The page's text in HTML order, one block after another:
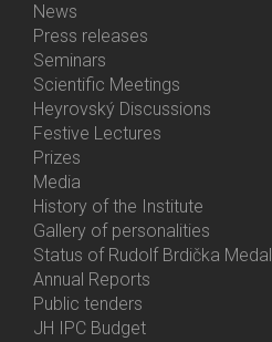
Bottom
Menu
Activities
News
Press releases
Seminars
Scientific Meetings
Heyrovský Discussions
Festive Lectures
Prizes
Media
History of the Institute
Gallery of personalities
Status of Rudolf Brdička Medal
Bottom
Menu
Annual Reports
Public tenders
JH IPC Budget